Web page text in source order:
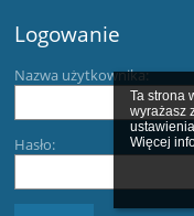
Ta strona
wyrażasz
Więcej
Logowanie
Nazwa użytkownika:
Hasło: